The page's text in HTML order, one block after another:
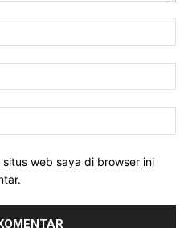
web saya di browser ini